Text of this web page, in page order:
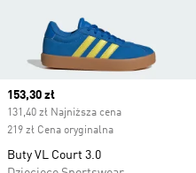
Current price
153,30 zł
131,40 zł Najniższa cena
219 zł Cena oryginalna
Buty VL Court 3.0